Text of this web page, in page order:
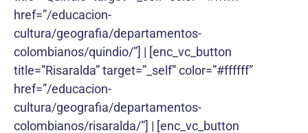
href=”/educacion-
cultura/geografia/departamentos-
colombianos/quindio/”] | [enc_vc_button
title=”Risaralda” target=”_self” color=”#ffffff”
href=”/educacion-
cultura/geografia/departamentos-
colombianos/risaralda/”] | [enc_vc_button